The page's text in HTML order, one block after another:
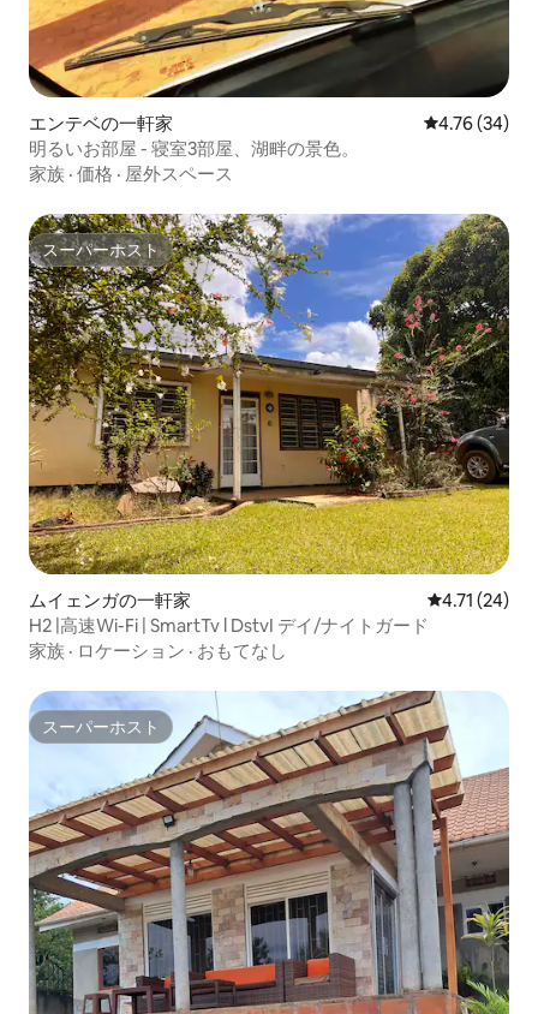
エンテベの一軒家 レビュー34
4.76 (34)
明るいお部屋 - 寝室3部屋、湖畔の景色。
家族 · 価格 · 屋外スペース
スーパーホスト
スーパーホスト
ムイェンガの一軒家 レビュー24
4.71 (24)
H2 |高速Wi-Fi | SmartTv l DstvI デイ/ナイトガード
家族 · ロケーション · おもてなし
スーパーホスト
スーパーホスト